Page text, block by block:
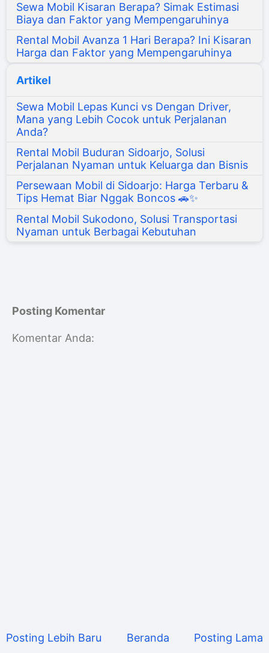
Sewa Mobil Kisaran Berapa? Simak Estimasi
Biaya dan Faktor yang Mempengaruhinya
Rental Mobil Avanza 1 Hari Berapa? Ini Kisaran
Harga dan Faktor yang Mempengaruhinya
Artikel
Sewa Mobil Lepas Kunci vs Dengan Driver,
Mana yang Lebih Cocok untuk Perjalanan
Anda?
Rental Mobil Buduran Sidoarjo, Solusi
Perjalanan Nyaman untuk Keluarga dan Bisnis
Persewaan Mobil di Sidoarjo: Harga Terbaru &
Tips Hemat Biar Nggak Boncos 🚗✨
Rental Mobil Sukodono, Solusi Transportasi
Nyaman untuk Berbagai Kebutuhan
Posting Komentar
Komentar Anda:
Posting Lebih Baru Posting Lama
Beranda